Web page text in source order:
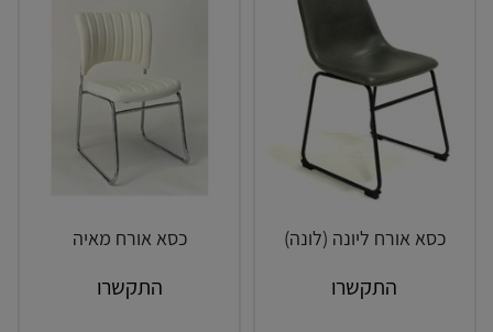
כסא אורח ליונה (לונה)
התקשרו
כסא אורח מאיה
התקשרו